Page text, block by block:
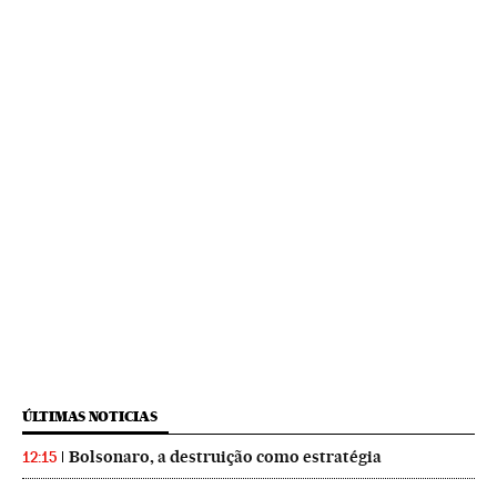
ÚLTIMAS NOTICIAS
12:15 Bolsonaro, a destruição como estratégia